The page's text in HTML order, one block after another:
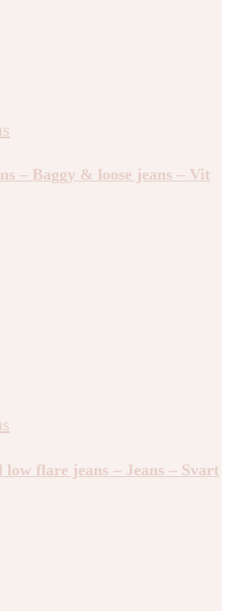
– Baggy & loose jeans – Vit
flare jeans – Jeans – Svart